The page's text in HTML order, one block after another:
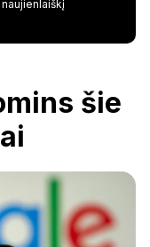
šie